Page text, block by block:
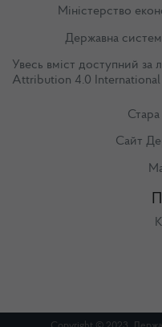
Міністерство
Державна
Увесь вміст доступний за
Attribution 4.0 International
Стара
Сайт